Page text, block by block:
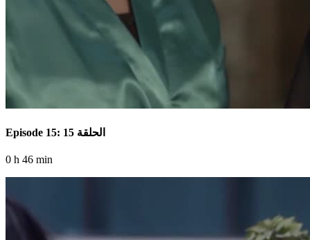
Episode 15: الحلقة 15
0 h 46 min